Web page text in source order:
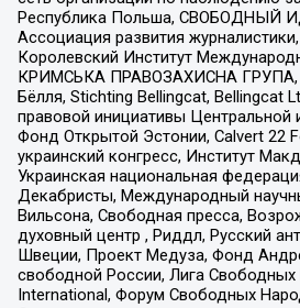
Республика Польша, СВОБОДНЫЙ
Ассоциация развития
Королевский Институт
КРИМСЬКА ПРАВОЗАХИСНА ГРУПА,
Бёлля, Stichting Bellingcat, Bellingcat
правовой инициативы Центральной
Фонд Открытой Эстонии, Calvert 22
украинский конгресс, Институт
Украинская национальная
Декабристы, Международный
Вильсона, Свободная пресса,
духовный центр , Риддл, Русский
Швеции, Проект Медуза, Фонд
свободной России, Лига Свободных
International, Форум Свободных